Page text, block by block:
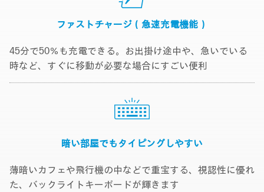
ファストチャージ （急速充電機能）
45分で50％も充電できる。お出掛け途中や、急いでいる
時など、すぐに移動が必要な場合にすごい便利
暗い部屋でも タイピングしやすい
薄暗いカフェや飛行機の中などで重宝する、視認性に優れ
た、バックライトキーボードが輝きます